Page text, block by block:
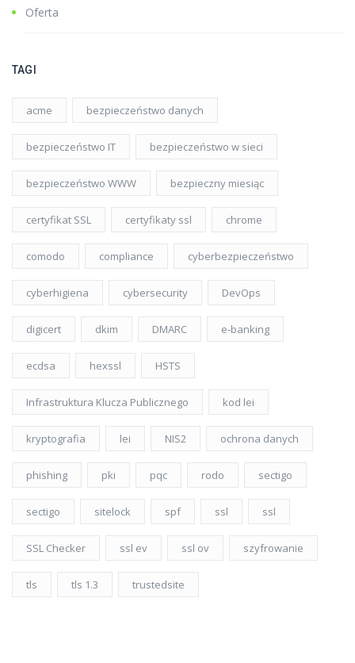
Oferta
TAGI
acme bezpieczeństwo danych
bezpieczeństwo IT bezpieczeństwo w sieci
bezpieczeństwo WWW bezpieczny miesiąc
certyfikat SSL certyfikaty ssl chrome
comodo compliance cyberbezpieczeństwo
cyberhigiena cybersecurity DevOps
digicert dkim DMARC e-banking
ecdsa hexssl HSTS
Infrastruktura Klucza Publicznego kod lei
kryptografia lei NIS2 ochrona danych
phishing pki pqc rodo sectigo
sectigo sitelock spf ssl ssl
SSL Checker ssl ev ssl ov szyfrowanie
tls tls 1.3 trustedsite